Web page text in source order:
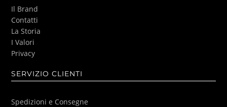
Il Brand
Contatti
La Storia
I Valori
Privacy
SERVIZIO CLIENTI
Spedizioni e Consegne